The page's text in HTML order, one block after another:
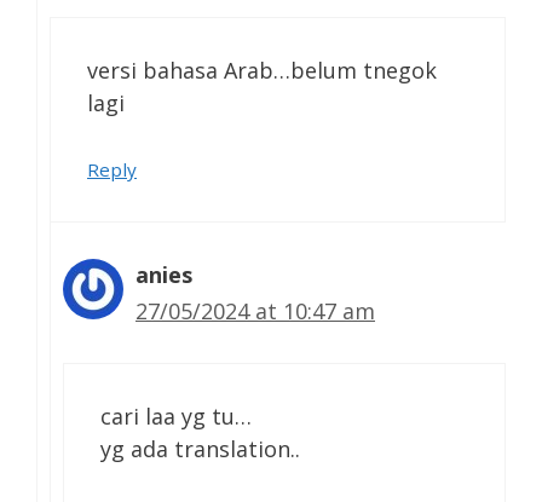
versi bahasa Arab…belum tnegok
lagi
Reply
anies
27/05/2024 at 10:47 am
cari laa yg tu…
yg ada translation..